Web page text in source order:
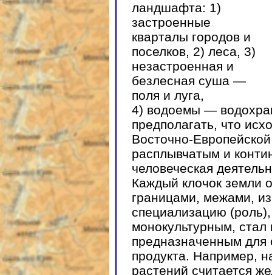
ландшафта: 1)
застроенные
кварталы городов и
поселков, 2) леса, 3)
незастроенная и
безлесная суша —
поля и луга,
4) водоемы —
предполагать, что
Восточно-
расплывчатым и
человеческая
Каждый клочок земли
границами, межами,
специализацию
монокультурным,
предназначенным для
продукта. Например,
растений считается